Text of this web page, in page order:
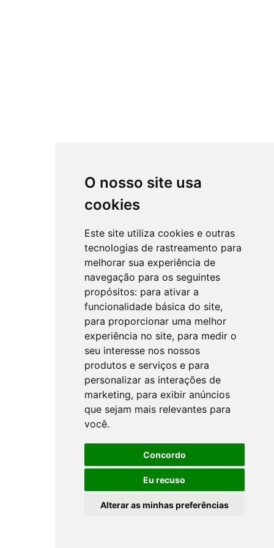
O nosso site usa
cookies
Este site utiliza cookies e outras
tecnologias de rastreamento para
melhorar sua experiência de
navegação para os seguintes
propósitos: para ativar a
funcionalidade básica do site,
para proporcionar uma melhor
experiência no site, para medir o
seu interesse nos nossos
produtos e serviços e para
personalizar as interações de
marketing, para exibir anúncios
que sejam mais relevantes para
você.
Concordo
Eu recuso
Alterar as minhas preferências